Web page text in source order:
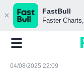
FastBull
Faster
04/08/2025 22:09